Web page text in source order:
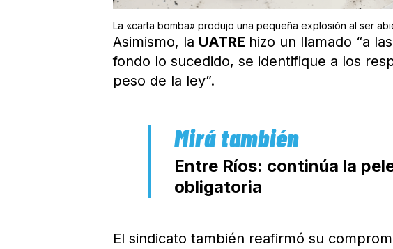
La «carta bomba» produjo una pequeña explosión al ser
Asimismo, la UATRE hizo un llamado “a
fondo lo sucedido, se identifique a los
peso de la ley”.
Entre Ríos: continúa la
obligatoria
El sindicato también reafirmó su